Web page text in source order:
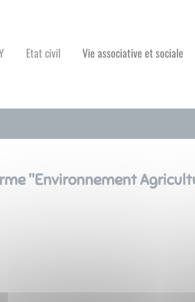
Etat civil Vie associative et sociale
"Environnement